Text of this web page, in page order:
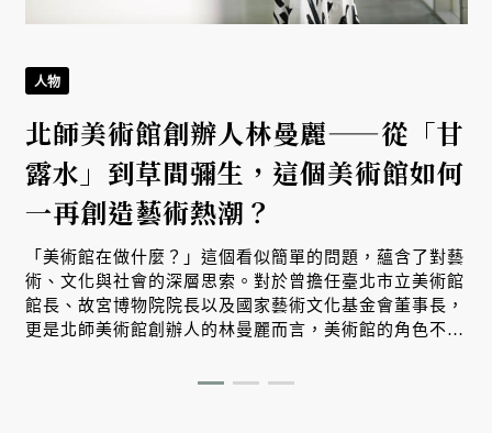
人物
北師美術館創辦人林曼麗——從「甘
露水」到草間彌生，這個美術館如何
一再創造藝術熱潮？
「美術館在做什麼？」這個看似簡單的問題，蘊含了對藝
術、文化與社會的深層思索。對於曾擔任臺北市立美術館
館長、故宮博物院院長以及國家藝術文化基金會董事長，
更是北師美術館創辦人的林曼麗而言，美術館的角色不僅
盪文化思潮，並為觀眾提供一個開放的交流平台，讓藝術